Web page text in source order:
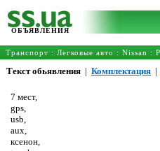
ОБЪЯВЛЕНИЯ
Транспорт : Легковые авто : Nissan :
Текст обьявления | Комплектация |
7 мест,
gps,
usb,
aux,
ксенон,